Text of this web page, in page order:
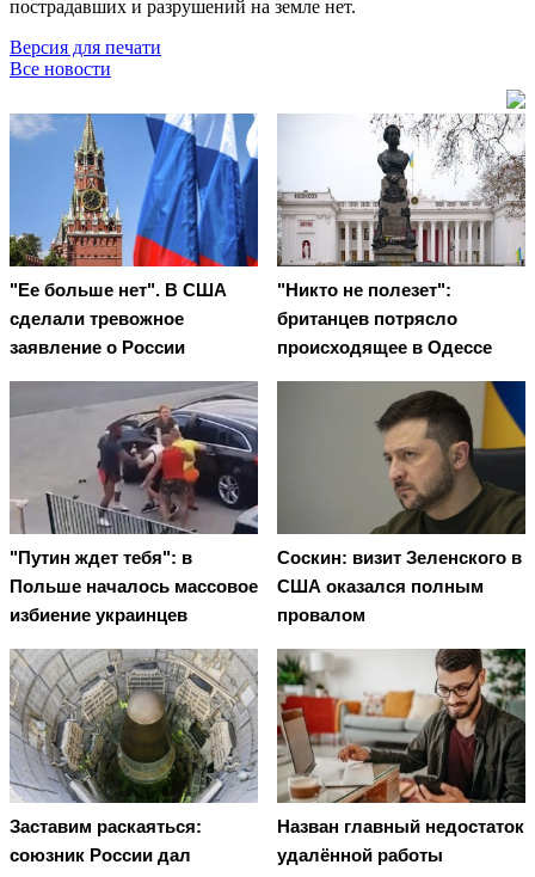
пострадавших и разрушений на земле нет.
Версия для печати
Все новости
"Ее больше нет". В США
сделали тревожное
заявление о России
"Никто не полезет":
британцев потрясло
происходящее в Одессе
"Путин ждет тебя": в
Польше началось массовое
избиение украинцев
Соскин: визит Зеленского в
США оказался полным
провалом
Заставим раскаяться:
союзник России дал
Назван главный недостаток
удалённой работы